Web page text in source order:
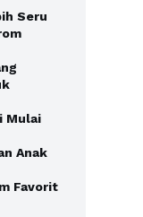
Seru
Mulai
Anak
Favorit